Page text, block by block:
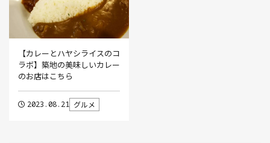
【カレーとハヤシライスのコ
ラボ】築地の美味しいカレー
のお店はこちら
2023.08.21 グルメ